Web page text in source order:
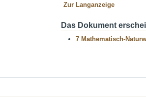
Zur Langanzeige
Das Dokument
7 Mathematisch-